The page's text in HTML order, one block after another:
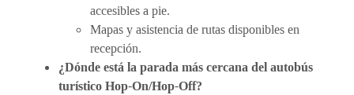
accesibles a pie.
Mapas y asistencia de rutas disponibles en
recepción.
¿Dónde está la parada más cercana del autobús
turístico Hop-On/Hop-Off?